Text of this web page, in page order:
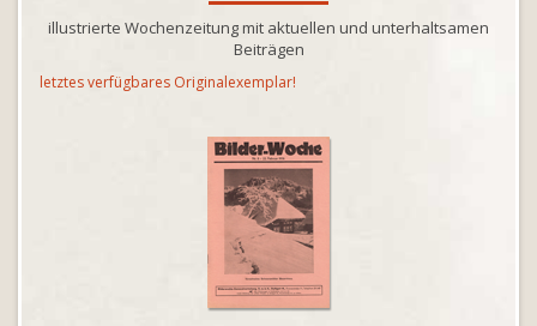
illustrierte Wochenzeitung mit aktuellen und unterhaltsamen
Beiträgen
letztes verfügbares Originalexemplar!